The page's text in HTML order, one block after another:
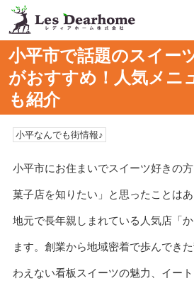
小平市で話題のスイー
がおすすめ！人気メニ
も紹介
小平なんでも街情報♪
小平市にお住まいでスイーツ好きの
菓子店を知りたい」と思ったことはあ
地元で長年親しまれている人気店「
ます。創業から地域密着で歩んでき
わえない看板スイーツの魅力、イー